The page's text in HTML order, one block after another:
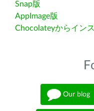
Snap版
AppImage版
Chocolateyからイン
Our blog